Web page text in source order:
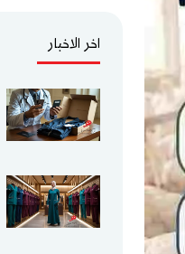
اخر الاخبار